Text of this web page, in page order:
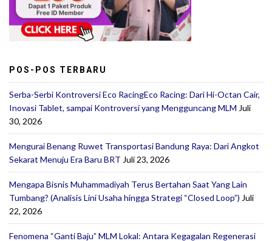
POS-POS TERBARU
Serba-Serbi Kontroversi Eco RacingEco Racing: Dari Hi-Octan Cair,
Inovasi Tablet, sampai Kontroversi yang Mengguncang MLM Juli
30, 2026
Mengurai Benang Ruwet Transportasi Bandung Raya: Dari Angkot
Sekarat Menuju Era Baru BRT Juli 23, 2026
Mengapa Bisnis Muhammadiyah Terus Bertahan Saat Yang Lain
Tumbang? (Analisis Lini Usaha hingga Strategi “Closed Loop”) Juli
22, 2026
Fenomena “Ganti Baju” MLM Lokal: Antara Kegagalan Regenerasi